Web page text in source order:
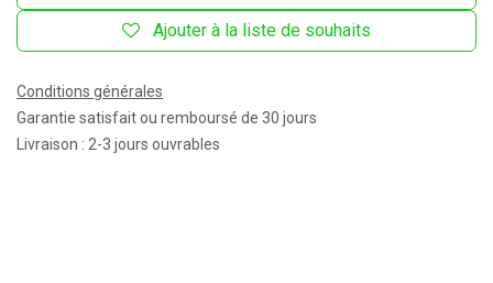
Ajouter à la liste de souhaits
Conditions générales
Garantie satisfait ou remboursé de 30 jours
Livraison : 2-3 jours ouvrables